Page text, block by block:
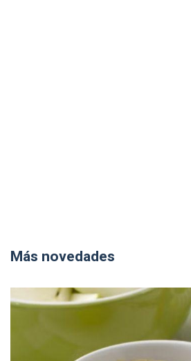
Más novedades